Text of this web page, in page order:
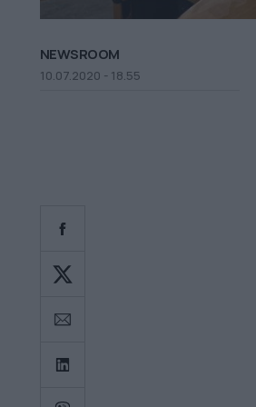
NEWSROOM
10.07.2020 - 18.55